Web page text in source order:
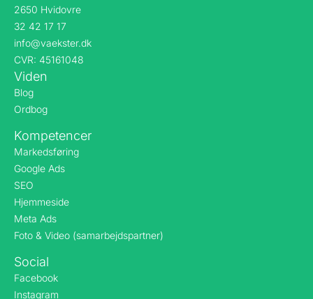
2650 Hvidovre
32 42 17 17
info@vaekster.dk
CVR: 45161048
Viden
Blog
Ordbog
Kompetencer
Markedsføring
Google Ads
SEO
Hjemmeside
Meta Ads
Foto & Video (samarbejdspartner)
Social
Facebook
Instagram